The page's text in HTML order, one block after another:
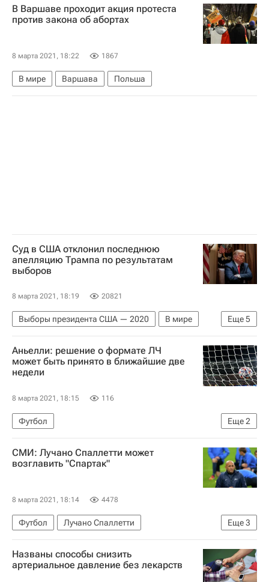
В Варшаве проходит акция протеста
против закона об абортах
8 марта 2021, 18:22 1867
В мире Варшава Польша
Суд в США отклонил последнюю
апелляцию Трампа по результатам
выборов
8 марта 2021, 18:19 20821
Еще5
Выборы президента США — 2020
В мире
Техас
США Висконсин
Джо Байден
Дональд Трамп
Аньелли: решение о формате ЛЧ
может быть принято в ближайшие две
недели
8 марта 2021, 18:15 116
Еще2
Футбол
Союз европейских футбольных ассоциаций (УЕФА)
Лига чемпионов УЕФА 2026-2027
СМИ: Лучано Спаллетти может
возглавить "Спартак"
8 марта 2021, 18:14 4478
Еще3
Футбол
Лучано Спаллетти
РПЛ 2026-2027 (Чемпионат России по футболу)
Спартак Москва
Зенит
Названы способы снизить
артериальное давление без лекарств